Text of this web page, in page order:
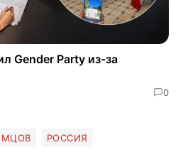
Gender Party из-за
0
РОССИЯ